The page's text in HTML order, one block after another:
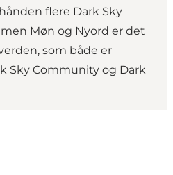
flere Dark Sky
Møn og Nyord er det
som både er
Sky Community og Dark